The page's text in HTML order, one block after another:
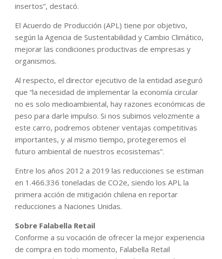
insertos”, destacó.
El Acuerdo de Producción (APL) tiene por objetivo,
según la Agencia de Sustentabilidad y Cambio Climático,
mejorar las condiciones productivas de empresas y
organismos.
Al respecto, el director ejecutivo de la entidad aseguró
que “la necesidad de implementar la economía circular
no es solo medioambiental, hay razones económicas de
peso para darle impulso. Si nos subimos velozmente a
este carro, podremos obtener ventajas competitivas
importantes, y al mismo tiempo, protegeremos el
futuro ambiental de nuestros ecosistemas”.
Entre los años 2012 a 2019 las reducciones se estiman
en 1.466.336 toneladas de CO2e, siendo los APL la
primera acción de mitigación chilena en reportar
reducciones a Naciones Unidas.
Sobre Falabella Retail
Conforme a su vocación de ofrecer la mejor experiencia
de compra en todo momento, Falabella Retail